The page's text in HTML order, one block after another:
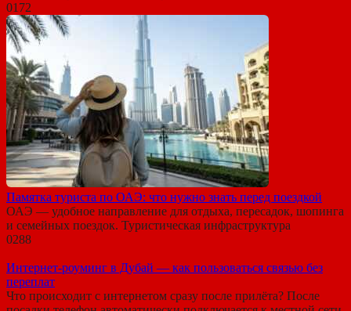
0172
Памятка туриста по ОАЭ: что нужно знать перед поездкой
ОАЭ — удобное направление для отдыха, пересадок, шопинга
и семейных поездок. Туристическая инфраструктура
0288
Интернет-роуминг в Дубай — как пользоваться связью без
переплат
Что происходит с интернетом сразу после прилёта? После